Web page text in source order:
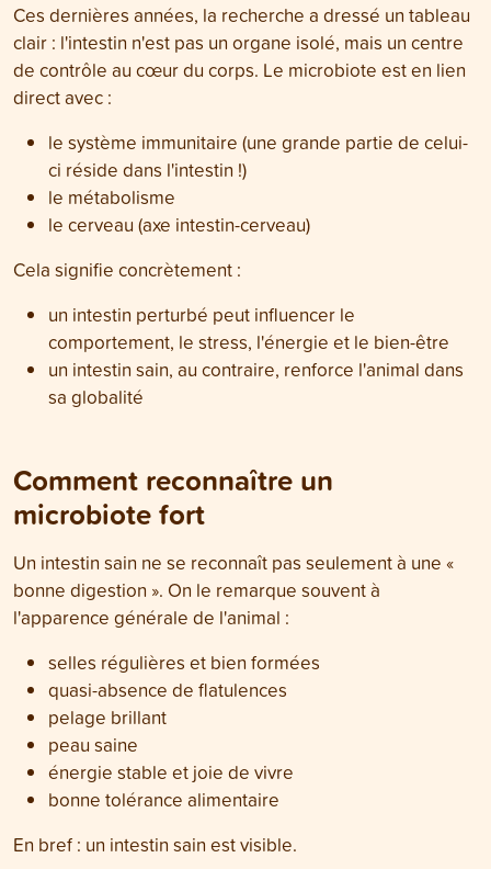
Ces dernières années, la recherche a dressé un tableau
clair : l'intestin n'est pas un organe isolé, mais un centre
de contrôle au cœur du corps. Le microbiote est en lien
direct avec :
le système immunitaire (une grande partie de celui-
ci réside dans l'intestin !)
le métabolisme
le cerveau (axe intestin-cerveau)
Cela signifie concrètement :
un intestin perturbé peut influencer le
comportement, le stress, l'énergie et le bien-être
un intestin sain, au contraire, renforce l'animal dans
sa globalité
Comment reconnaître un
microbiote fort
Un intestin sain ne se reconnaît pas seulement à une «
bonne digestion ». On le remarque souvent à
l'apparence générale de l'animal :
selles régulières et bien formées
quasi-absence de flatulences
pelage brillant
peau saine
énergie stable et joie de vivre
bonne tolérance alimentaire
En bref : un intestin sain est visible.